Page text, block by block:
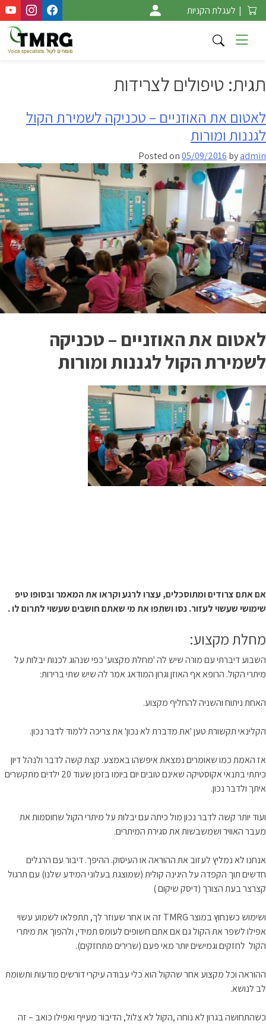
Skip
to
content
| לעגלת הקניות
תגית: טיפולים לצרידות
לאטום את האוזניים – טכניקה לשמירת הקול
לגננות ומורות
Posted on05/09/2016 byadmin
לאטום את האוזניים – טכניקה
לשמירת הקול לגננות ומורות
אם אתם צרודים ומתוסכלים, עצרו לרגע וקראו את המאמר ובסופו טיפ
שימושי שעשוי לעזור.נסו ושתפו את מי שאתם חושבים שעשוי לתרום לו .
מחלת מקצוע:
השבוע דיברתי עם מורה שיש לה 'מחלת מקצוע' כפי שנהוג לכנות יבלות על
מיתרי הקול. הרופא אף האוזן וגרון המודאג אמר לה שיש שתי ברירות:
האחת ניתוח והשניה להחליף מקצוע.
הקלינאי תקשורת טען 'את מדברת לא נכון' את צריכה ללמוד לדבר נכון.
אז האמת כמו שאומרים נמצאת איפשהו באמצע. קצת קשה לדבר ולנהל דיון
כיתתי בתנאי אקוסטיקה שאינם טובים יום ביומו בזמן שעוד 20 ילדים מתקשרים
איתך ולדבר נכון.
ועוד יותר קשה לדבר נכון מול כיתה עם יבלות על מיתרי הקול שחוסמות את
מעבר האוויר ושמשבשות את סגירת המיתרים.
אנחנו לא נמליץ לעזוב את ההוראה או העיסוק. ההיפך. דיבור עם הרגלים
חדשים תוך הקפדה על היגינה קולית (שמוצגת בעלוני המידע שלנו) עם תרגול
קצרצר בעת הצורך (דיסק שיקום )
ושימוש כשנחוץ במוצר TMRG זה או אחר שעוזר לך, תתפלאו לשמוע עשוי
אפילו לשפר את הקול גם אם אתם חשופים לעומס תמידי, ולהפוך את מיתרי
הקול לחזקים וגמישים יותר מאי פעם (שרירים מתחזקים).
ההוראה וכל מקצוע אחר שהקול הוא כלי עבודה עיקרי דורשים מודעות ותשומת
לב לנושא.
כשהתחושה בגרון לא נוחה ,הקול לא צלול, הדיבור מעייף ואפילו כואב – זה